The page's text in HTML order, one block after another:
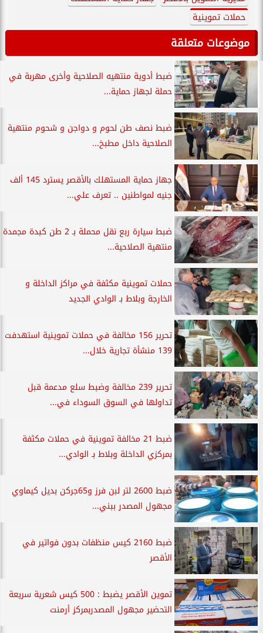
حملات تموينية
موضوعات متعلقة
ضبط أدوية منتهيه الصلاحية وأخرى مهربة في
حملة لجهاز حماية...
ضبط نصف طن لحوم و دواجن و شحوم منتهية
الصلاحية داخل مطبخ...
جهاز حماية المستهلك بالأقصر يسترد 145 ألف
جنيه لمواطنين .. تعرف علي...
ضبط سيارة ربع نقل محملة بـ 2 طن كبدة مجمدة
منتهية الصلاحية...
حملات تموينية مكثفة في مراكز الداخلة و
الخارجة وبلاط بـ الوادي الجديد
تحرير 156 مخالفة في حملات تموينية استهدفت
139 منشأة تجارية خلال...
تحرير 239 مخالفة وضبط سلع مدعمة قبل
تداولها في السوق السوداء في...
ضبط 21 مخالفة تموينية في حملات مكثفة
بمركزي الداخلة وبلاط بـ الوادي...
ضبط 2600 لتر لبن فرز و65جركن بديل كيماوي
مجهول المصدر ببني...
ضبط 2160 كيس منظفات بدون فواتير في
الأقصر
تموين الأقصر يضبط : 500 كيس شعرية سريعة
التحضير مجهول المصدربمركز أرمنت